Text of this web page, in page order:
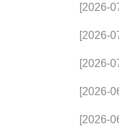
[2026-
[2026-
[2026-
[2026-
[2026-